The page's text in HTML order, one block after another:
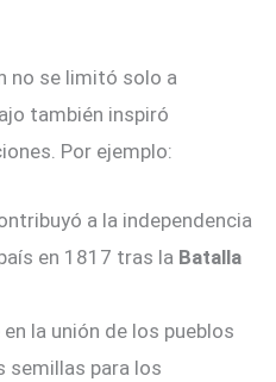
no se limitó solo a
también inspiró
Por ejemplo:
a la independencia
en 1817 tras la Batalla
la unión de los pueblos
semillas para los